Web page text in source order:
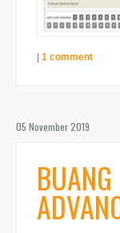
1 comment
05 November 2019